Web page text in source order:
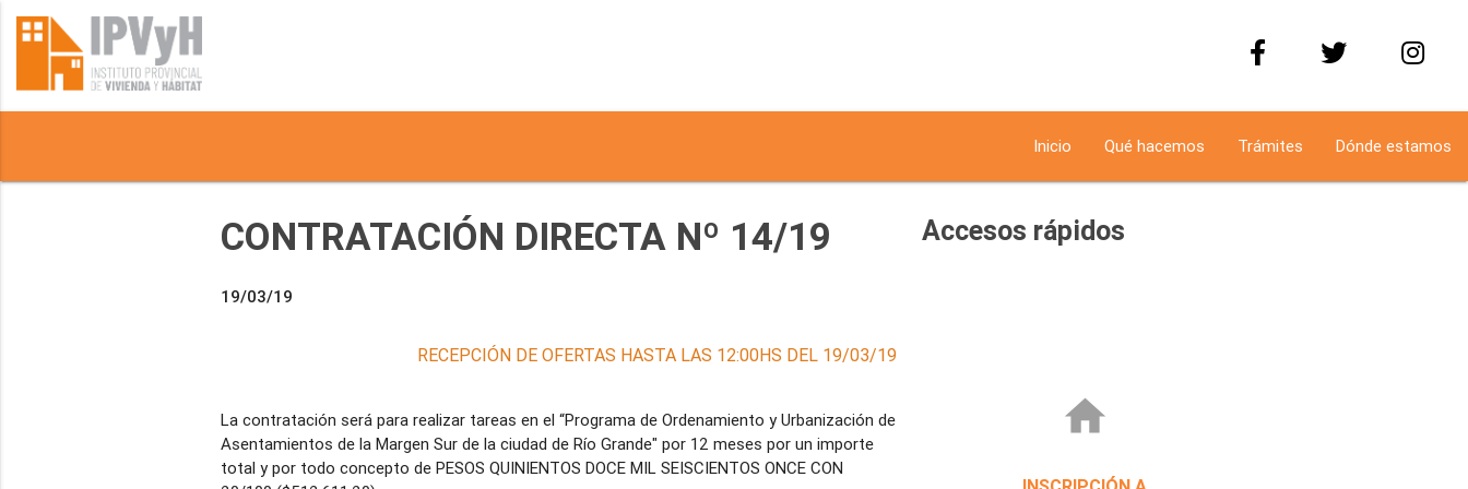
Inicio Qué hacemos Trámites Dónde estamos
CONTRATACIÓN DIRECTA Nº 14/19
19/03/19
RECEPCIÓN DE OFERTAS HASTA LAS 12:00HS DEL 19/03/19
La contratación será para realizar tareas en el “Programa de Ordenamiento y Urbanización de
Asentamientos de la Margen Sur de la ciudad de Río Grande" por 12 meses por un importe
total y por todo concepto de PESOS QUINIENTOS DOCE MIL SEISCIENTOS ONCE CON
Accesos rápidos
home